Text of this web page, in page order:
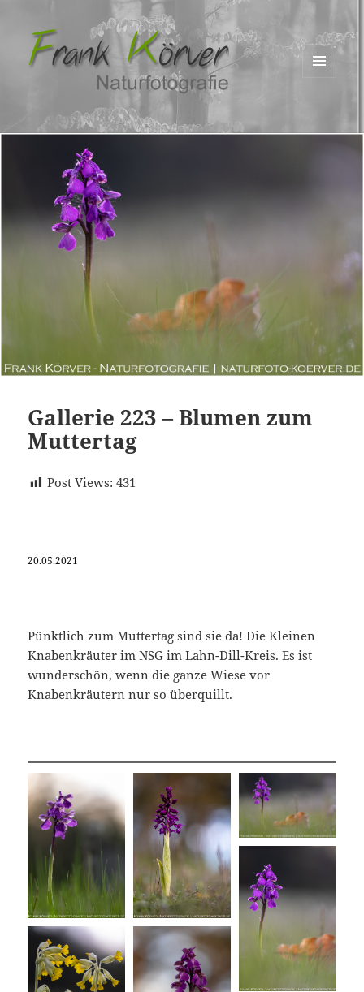
Gallerie 223 – Blumen zum
Muttertag
Post Views: 431
20.05.2021
Pünktlich zum Muttertag sind sie da! Die Kleinen
Knabenkräuter im NSG im Lahn-Dill-Kreis. Es ist
wunderschön, wenn die ganze Wiese vor
Knabenkräutern nur so überquillt.